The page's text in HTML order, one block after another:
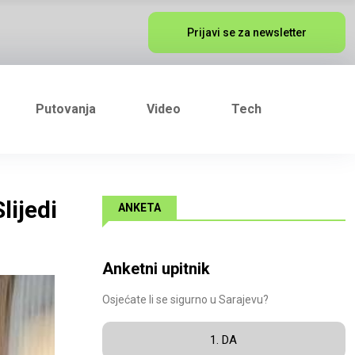
Prijavi se za newsletter
Putovanja Video Tech
ANKETA
Anketni upitnik
Osjećate li se sigurno u Sarajevu?
1. DA